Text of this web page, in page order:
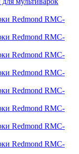
Redmond RMC-
Redmond RMC-
Redmond RMC-
Redmond RMC-
Redmond RMC-
Redmond RMC-
Redmond RMC-
Redmond RMC-